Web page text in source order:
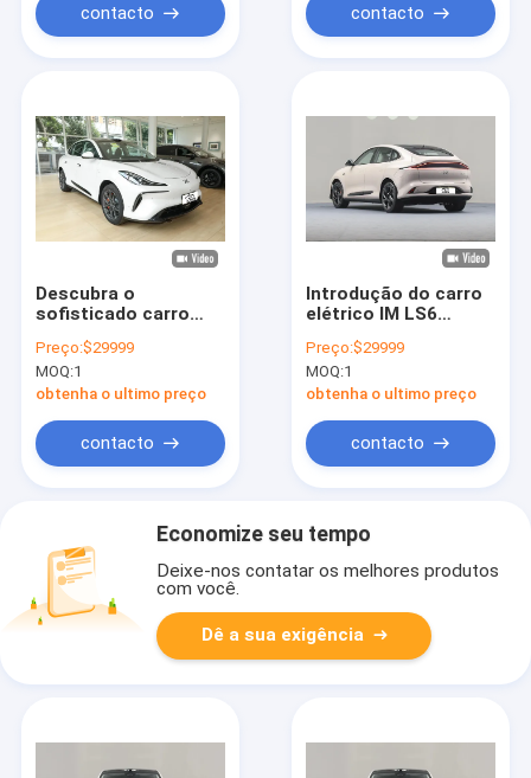
contacto contacto
Descubra o
sofisticado carro
Luxo Zero Emissões
no seu melhor
Preço:$29999
MOQ:1
obtenha o ultimo preço
contacto
Introdução do carro
elétrico IM LS6
And Sustainability
Preço:$29999
MOQ:1
obtenha o ultimo preço
contacto
Economize seu tempo
Deixe-nos contatar os melhores produtos
com você.
Dê a sua exigência